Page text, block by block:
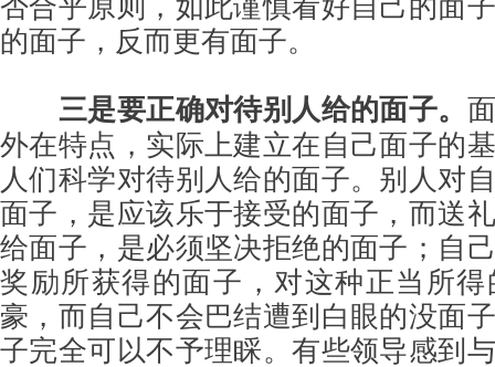
的面子，反而更有面子。
三是要正确对待别人给的面子。
外在特点，实际上建立在自己面子的
人们科学对待别人给的面子。别人对
面子，是应该乐于接受的面子，而送
给面子，是必须坚决拒绝的面子；自
奖励所获得的面子，对这种正当所
豪，而自己不会巴结遭到白眼的没面
子完全可以不予理睬。有些领导感到